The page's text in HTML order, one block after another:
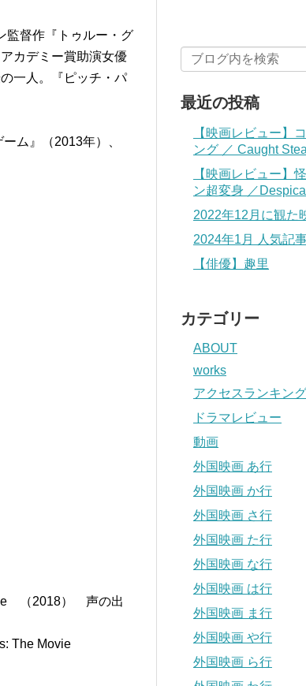
監督作『トゥルー・グ
カデミー賞助演女優
一人。『ピッチ・パ
ム』（2013年）、
（2018） 声の出
The Movie
最近の投稿
【映画レビュー】
ング ／ Caught
【映画レビュー】
ン超変身 ／
2022年12月に観た
2024年1月 人気記
【俳優】趣里
カテゴリー
ABOUT
works
アクセスランキング
ドラマレビュー
動画
外国映画 あ行
外国映画 か行
外国映画 さ行
外国映画 た行
外国映画 な行
外国映画 は行
外国映画 ま行
外国映画 や行
外国映画 ら行